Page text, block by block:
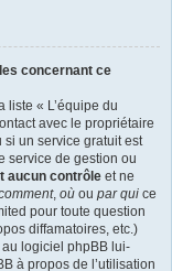
concernant ce
liste « L’équipe du
avec le propriétaire
si un service gratuit est
service de gestion ou
aucun contrôle et ne
, où ou par qui ce
pour toute question
diffamatoires, etc.)
logiciel phpBB lui-
à propos de l’utilisation